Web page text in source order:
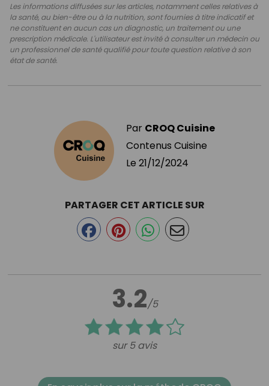
Les informations diffusées sur les articles, notamment celles relatives à
la santé, au bien-être ou à la nutrition, sont fournies à titre indicatif et
ne constituent en aucun cas un diagnostic, un traitement ou une
prescription médicale. L'utilisateur est invité à consulter un médecin ou
un professionnel de santé qualifié pour toute question relative à son
état de santé.
Par CROQ Cuisine
Contenus Cuisine
Le 21/12/2024
3.2/5
sur 5 avis
PARTAGER CET ARTICLE SUR